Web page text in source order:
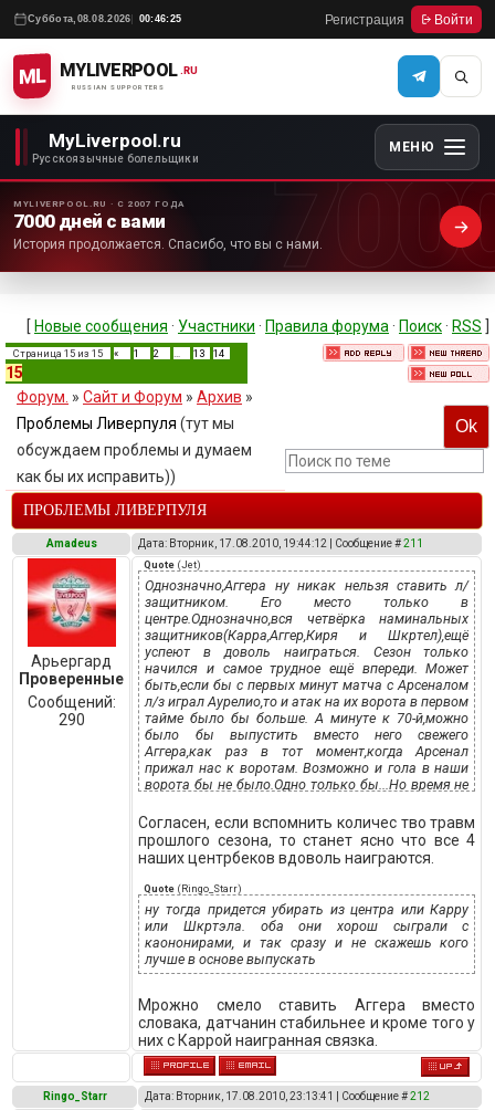
Суббота, 08.08.2026 00:46:25 Регистрация Войти
ML MYLIVERPOOL
RUSSIAN SUPPORTERS
.RU
MyLiverpool.ru
Русскоязычные болельщики
МЕНЮ
MYLIVERPOOL.RU · С 2007 ГОДА
7000 дней с вами
История продолжается. Спасибо, что вы с нами.
[ Новые сообщения · Участники · Правила форума · Поиск · RSS
Страница 15 из 15 « 1 2 13 14
15
Форум. » Сайт и Форум » Архив »
Проблемы Ливерпуля (тут мы
обсуждаем проблемы и думаем
как бы их исправить))
ПРОБЛЕМЫ ЛИВЕРПУЛЯ
Amadeus Дата: Вторник, 17.08.2010, 19:44:12 | Сообщение #211
Арьергард
Проверенные
Сообщений:
290
Quote (Jet)
Однозначно,Аггера ну никак нельзя ставить л/
защитником. Его место только в
центре.Однозначно,вся четвёрка наминальных
защитников(Карра,Аггер,Киря и Шкртел),ещё
успеют в доволь наиграться. Сезон только
начился и самое трудное ещё впереди. Может
быть,если бы с первых минут матча с Арсеналом
л/з играл Аурелио,то и атак на их ворота в первом
тайме было бы больше. А минуте к 70-й,можно
было бы выпустить вместо него свежего
Аггера,как раз в тот момент,когда Арсенал
прижал нас к воротам. Возможно и гола в наши
ворота бы не было.Одно только бы...Но время не
охото,что бы Рой,как можно меньше ошибался в
тактике и стратегии предстоящих игр.
Согласен, если вспомнить количес тво травм
прошлого сезона, то станет ясно что все 4
наших центрбеков вдоволь наиграются.
Quote (Ringo_Starr)
ну тогда придется убирать из центра или Карру
или Шкртэла. оба они хорош сыграли с
каононирами, и так сразу и не скажешь кого
лучше в основе выпускать
Мрожно смело ставить Аггера вместо
словака, датчанин стабильнее и кроме того у
них с Каррой наигранная связка.
Ringo_Starr Дата: Вторник, 17.08.2010, 23:13:41 | Сообщение #212